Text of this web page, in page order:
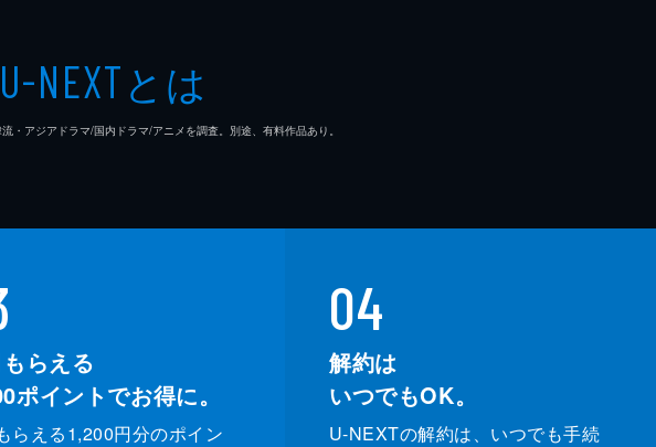
U-NEXTとは
アジアドラマ/国内ドラマ/アニメを調査。別途、有料作品あり。
らえる
ポイントでお得に。
らえる1,200円分のポイン
04
解約は
いつでもOK。
U-NEXTの解約は、いつでも手続